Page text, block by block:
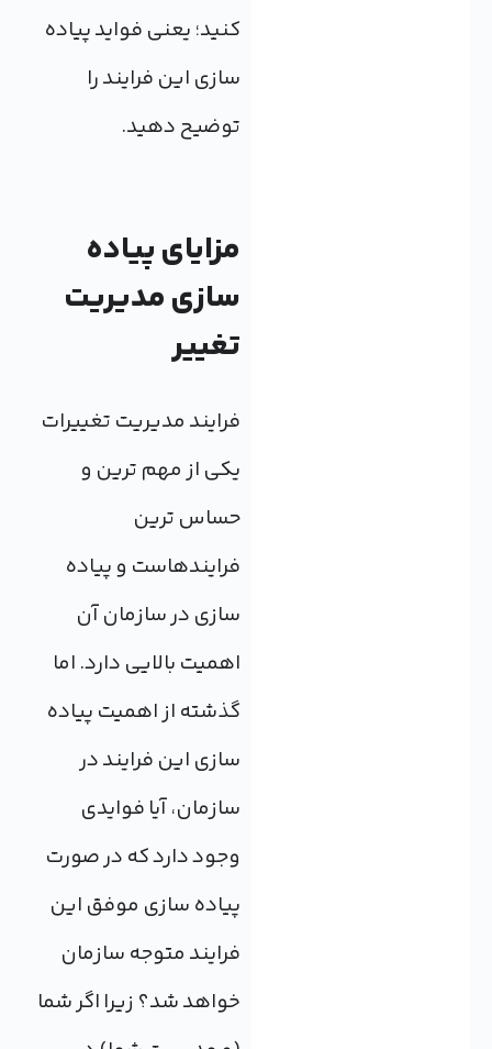
کنید؛ یعنی فواید پیاده
سازی این فرایند را
توضیح دهید.
مزایای پیاده
سازی مدیریت
تغییر
فرایند مدیریت تغییرات
یکی از مهم ترین و
حساس ترین
فرایندهاست و پیاده
سازی در سازمان آن
اهمیت بالایی دارد. اما
گذشته از اهمیت پیاده
سازی این فرایند در
سازمان، آیا فوایدی
وجود دارد که در صورت
پیاده سازی موفق این
فرایند متوجه سازمان
خواهد شد؟ زیرا اگر شما